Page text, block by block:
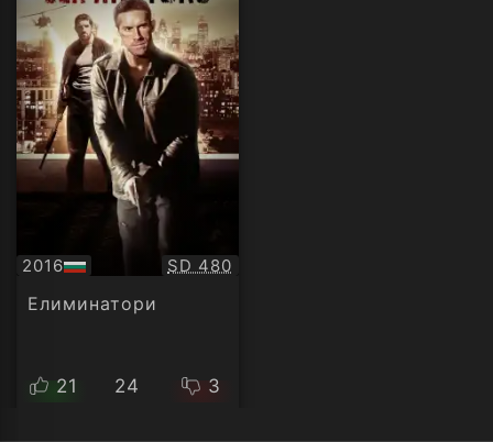
2016
БГ
аудио
Качество:
SD 480
Елиминатори
21 24 3